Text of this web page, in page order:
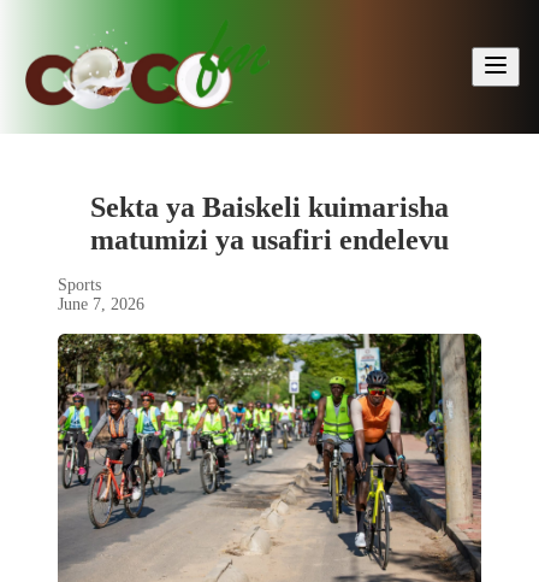
Sekta ya Baiskeli kuimarisha
matumizi ya usafiri endelevu
Sports
June 7, 2026